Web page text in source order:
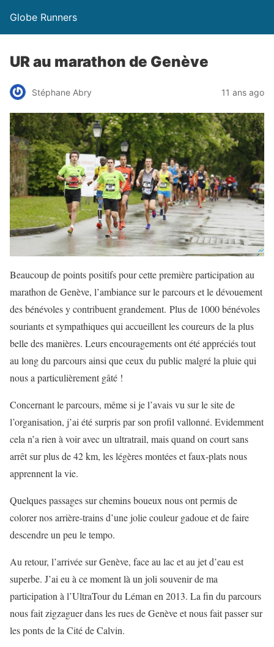
Globe Runners
UR au marathon de Genève
Stéphane Abry 11 ans ago
Beaucoup de points positifs pour cette première participation au
marathon de Genève, l’ambiance sur le parcours et le dévouement
des bénévoles y contribuent grandement. Plus de 1000 bénévoles
souriants et sympathiques qui accueillent les coureurs de la plus
belle des manières. Leurs encouragements ont été appréciés tout
au long du parcours ainsi que ceux du public malgré la pluie qui
nous a particulièrement gâté !
Concernant le parcours, même si je l’avais vu sur le site de
l’organisation, j’ai été surpris par son profil vallonné. Evidemment
cela n’a rien à voir avec un ultratrail, mais quand on court sans
arrêt sur plus de 42 km, les légères montées et faux-plats nous
apprennent la vie.
Quelques passages sur chemins boueux nous ont permis de
colorer nos arrière-trains d’une jolie couleur gadoue et de faire
descendre un peu le tempo.
Au retour, l’arrivée sur Genève, face au lac et au jet d’eau est
superbe. J’ai eu à ce moment là un joli souvenir de ma
participation à l’UltraTour du Léman en 2013. La fin du parcours
nous fait zigzaguer dans les rues de Genève et nous fait passer sur
les ponts de la Cité de Calvin.